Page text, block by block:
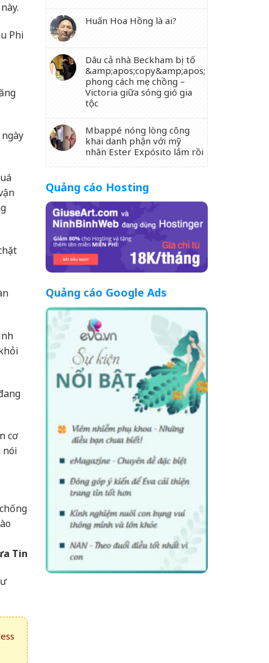
Phi
cơ
nói
Tin
Huấn Hoa Hồng là ai?
Dâu cả nhà Beckham bị tố
&amp;apos;copy&amp;apos;
phong cách mẹ chồng –
Victoria giữa sóng gió gia
tộc
Mbappé nóng lòng công
khai danh phận với mỹ
nhân Ester Expósito lắm rồi
Quảng cáo Hosting
Quảng cáo Google Ads